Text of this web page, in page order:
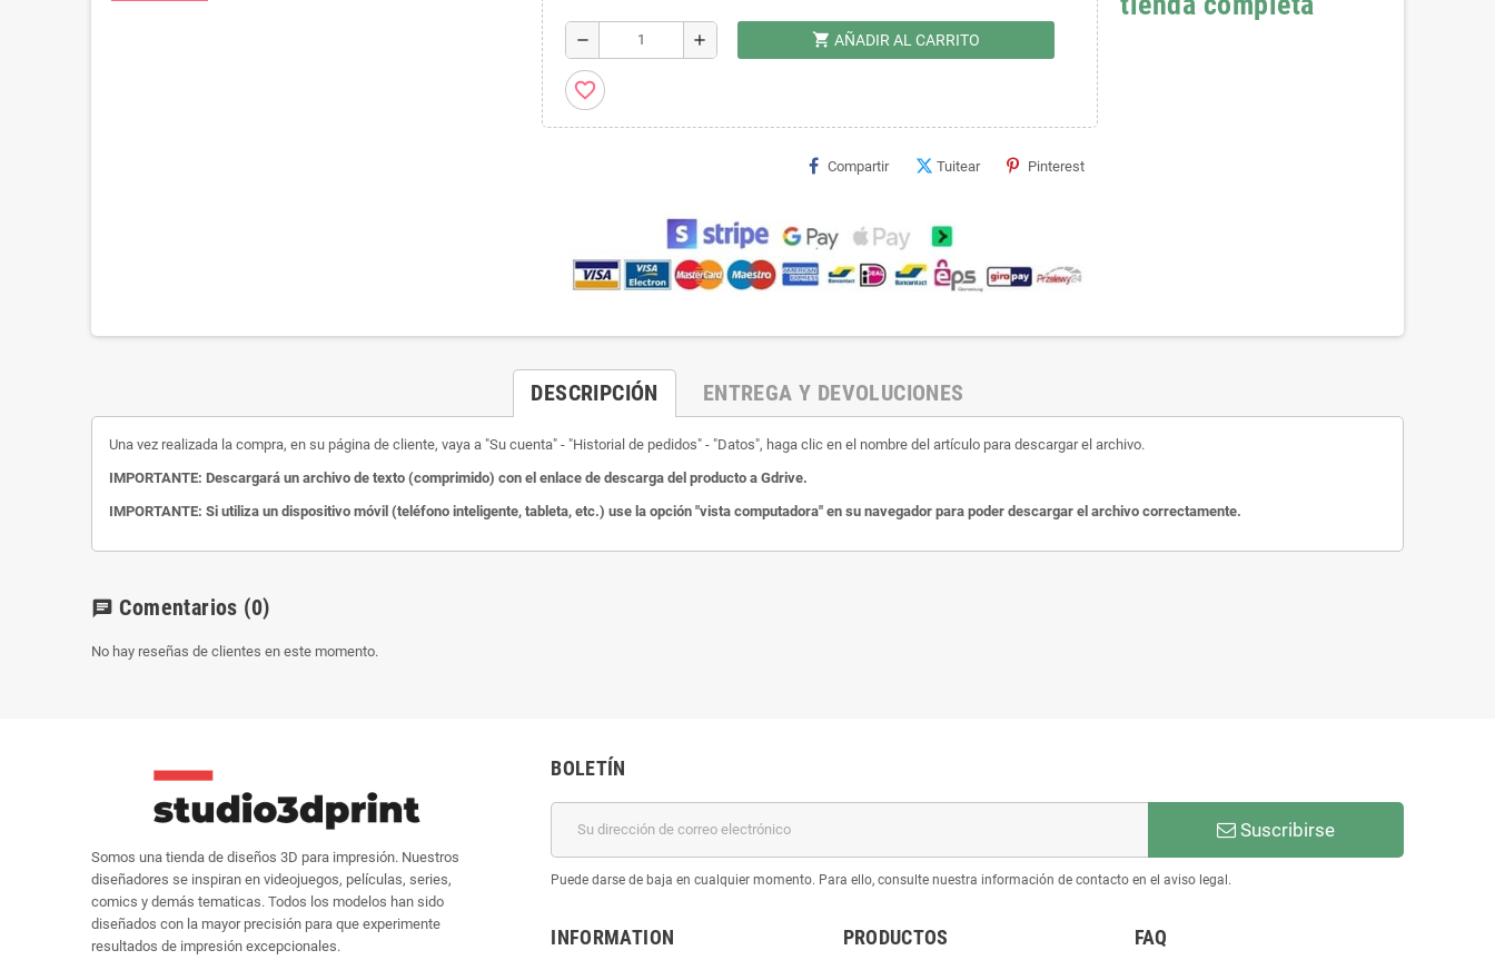
remove add shopping_cart AÑADIR AL CARRITO
favorite_border
Compartir Tuitear Pinterest
DESCRIPCIÓN ENTREGA Y DEVOLUCIONES
Una vez realizada la compra, en su página de cliente, vaya a "Su cuenta" - "Historial de pedidos" - "Datos", haga clic en el nombre del artículo para descargar el archivo.
IMPORTANTE: Descargará un archivo de texto (comprimido) con el enlace de descarga del producto a Gdrive.
IMPORTANTE: Si utiliza un dispositivo móvil (teléfono inteligente, tableta, etc.) use la opción "vista computadora" en su navegador para poder descargar el archivo correctamente.
chat Comentarios (0)
No hay reseñas de clientes en este momento.
Somos una tienda de diseños 3D para impresión. Nuestros
diseñadores se inspiran en videojuegos, películas, series,
comics y demás tematicas. Todos los modelos han sido
diseñados con la mayor precisión para que experimente
resultados de impresión excepcionales.
BOLETÍN
Suscribirse
Puede darse de baja en cualquier momento. Para ello, consulte nuestra información de contacto en el aviso legal.
INFORMATION PRODUCTOS FAQ